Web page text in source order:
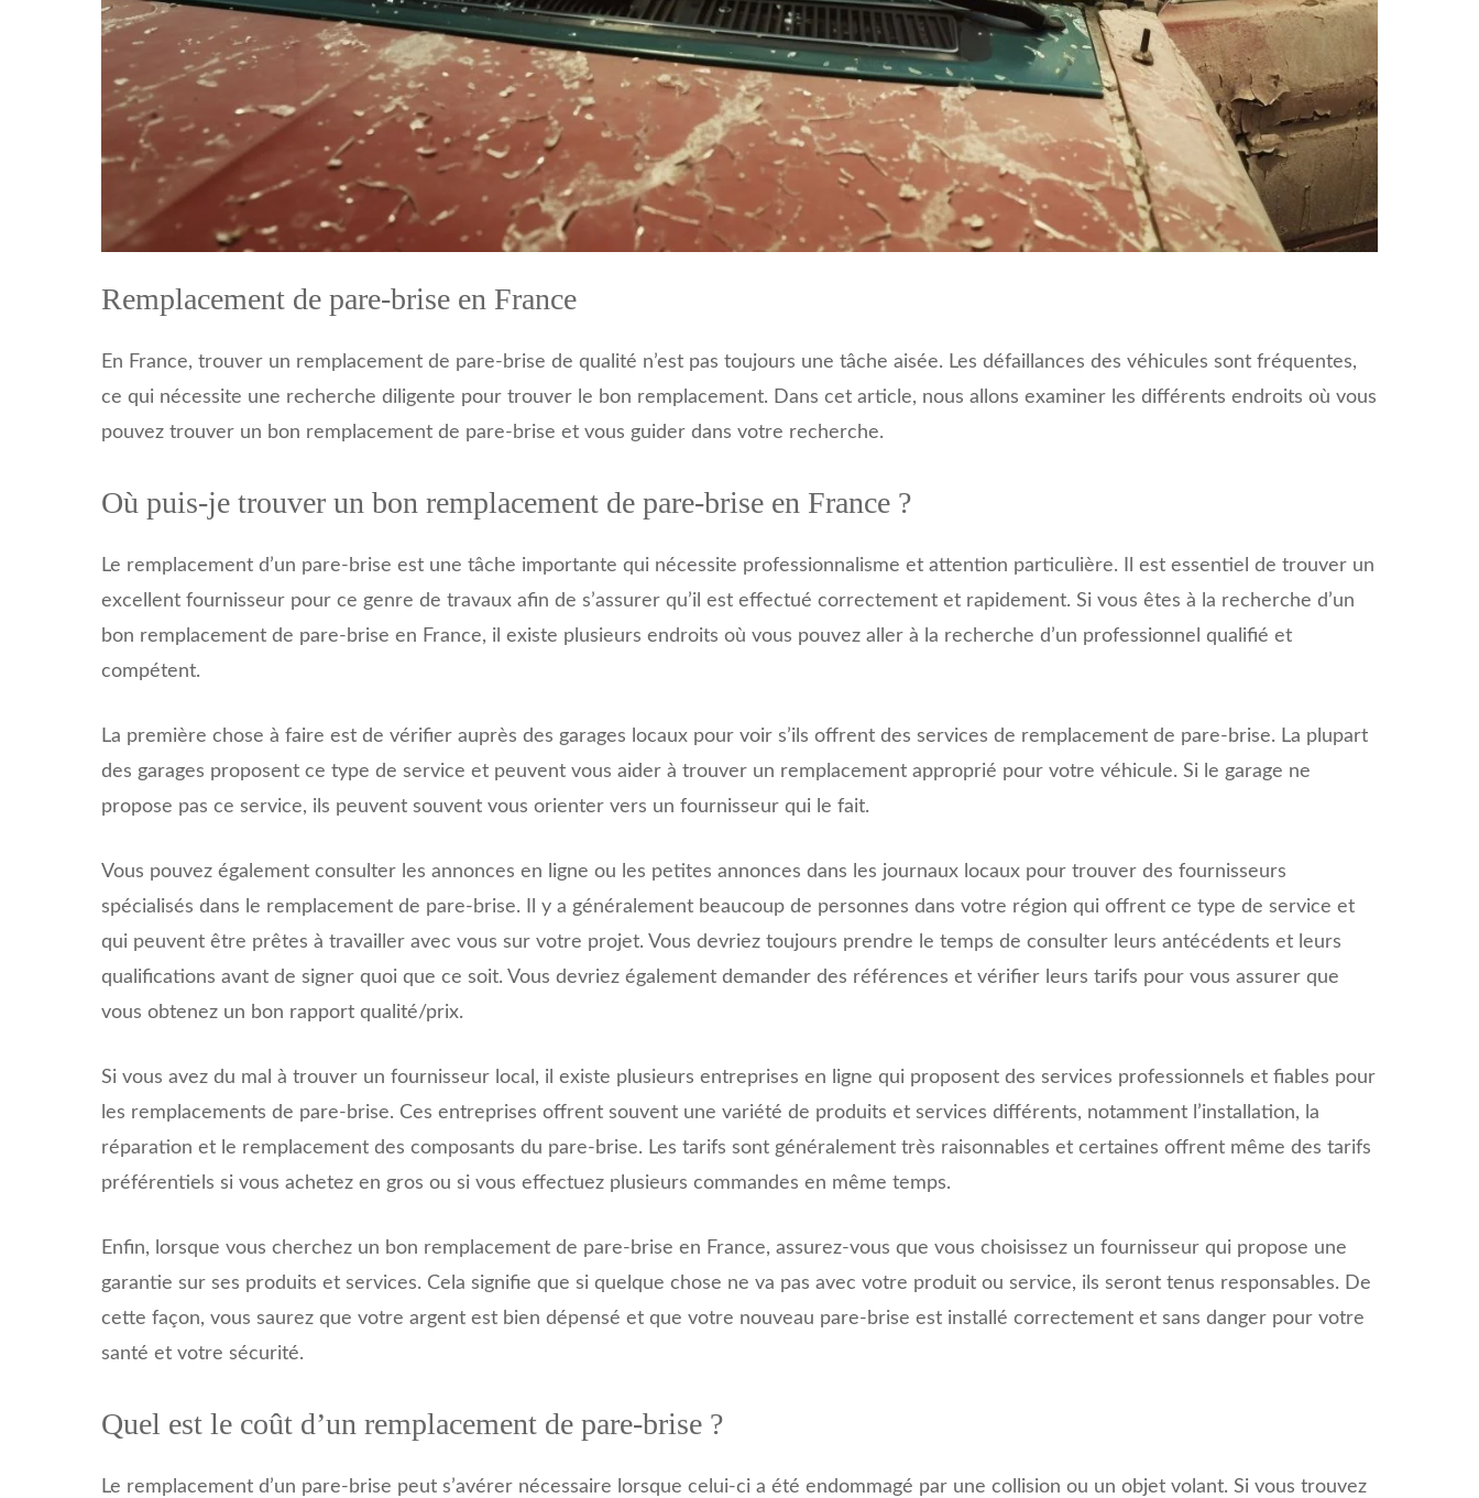
Remplacement de pare-brise en France
En France, trouver un remplacement de pare-brise de qualité n’est pas toujours une tâche aisée. Les défaillances des véhicules sont fréquentes,
ce qui nécessite une recherche diligente pour trouver le bon remplacement. Dans cet article, nous allons examiner les différents endroits où vous
pouvez trouver un bon remplacement de pare-brise et vous guider dans votre recherche.
Où puis-je trouver un bon remplacement de pare-brise en France ?
Le remplacement d’un pare-brise est une tâche importante qui nécessite professionnalisme et attention particulière. Il est essentiel de trouver un
excellent fournisseur pour ce genre de travaux afin de s’assurer qu’il est effectué correctement et rapidement. Si vous êtes à la recherche d’un
bon remplacement de pare-brise en France, il existe plusieurs endroits où vous pouvez aller à la recherche d’un professionnel qualifié et
compétent.
La première chose à faire est de vérifier auprès des garages locaux pour voir s’ils offrent des services de remplacement de pare-brise. La plupart
des garages proposent ce type de service et peuvent vous aider à trouver un remplacement approprié pour votre véhicule. Si le garage ne
propose pas ce service, ils peuvent souvent vous orienter vers un fournisseur qui le fait.
Vous pouvez également consulter les annonces en ligne ou les petites annonces dans les journaux locaux pour trouver des fournisseurs
spécialisés dans le remplacement de pare-brise. Il y a généralement beaucoup de personnes dans votre région qui offrent ce type de service et
qui peuvent être prêtes à travailler avec vous sur votre projet. Vous devriez toujours prendre le temps de consulter leurs antécédents et leurs
qualifications avant de signer quoi que ce soit. Vous devriez également demander des références et vérifier leurs tarifs pour vous assurer que
vous obtenez un bon rapport qualité/prix.
Si vous avez du mal à trouver un fournisseur local, il existe plusieurs entreprises en ligne qui proposent des services professionnels et fiables pour
les remplacements de pare-brise. Ces entreprises offrent souvent une variété de produits et services différents, notamment l’installation, la
réparation et le remplacement des composants du pare-brise. Les tarifs sont généralement très raisonnables et certaines offrent même des tarifs
préférentiels si vous achetez en gros ou si vous effectuez plusieurs commandes en même temps.
Enfin, lorsque vous cherchez un bon remplacement de pare-brise en France, assurez-vous que vous choisissez un fournisseur qui propose une
garantie sur ses produits et services. Cela signifie que si quelque chose ne va pas avec votre produit ou service, ils seront tenus responsables. De
cette façon, vous saurez que votre argent est bien dépensé et que votre nouveau pare-brise est installé correctement et sans danger pour votre
santé et votre sécurité.
Quel est le coût d’un remplacement de pare-brise ?
Le remplacement d’un pare-brise peut s’avérer nécessaire lorsque celui-ci a été endommagé par une collision ou un objet volant. Si vous trouvez